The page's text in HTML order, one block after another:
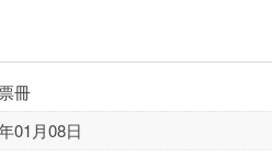
冊
01月08日